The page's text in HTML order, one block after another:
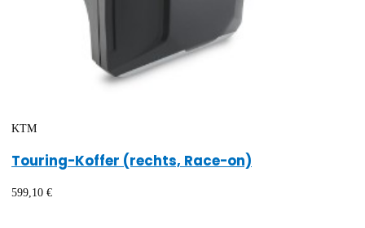
KTM
Touring-Koffer (rechts, Race-on)
599,10 €